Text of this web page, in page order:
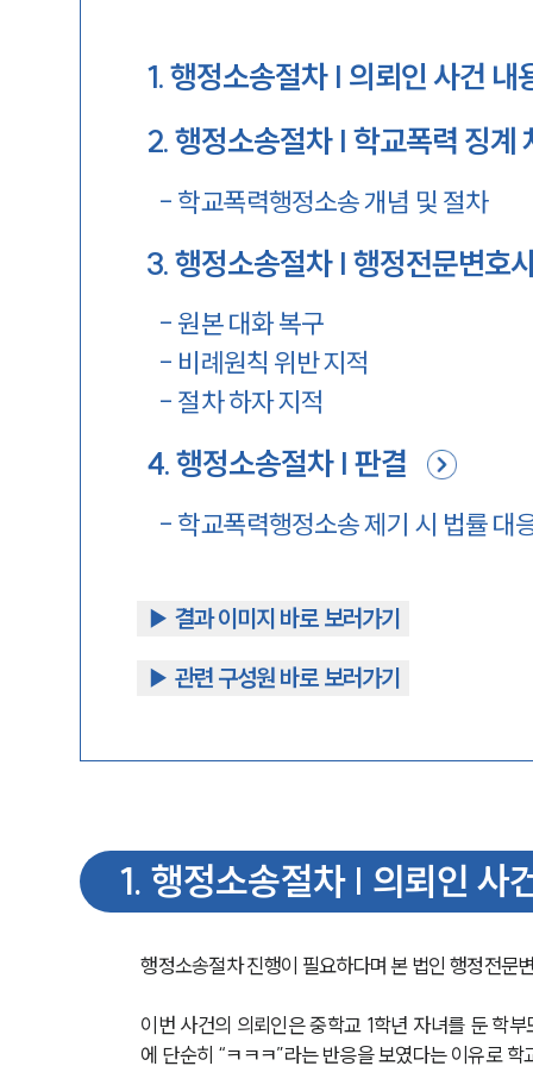
1.행정소송절차 | 의뢰인 사건 내
2.행정소송절차 | 학교폭력 징계
- 학교폭력행정소송 개념 및 절차
3.행정소송절차 | 행정전문변호
- 원본 대화 복구
- 비례원칙 위반 지적
- 절차 하자 지적
4.행정소송절차 | 판결
- 학교폭력행정소송 제기 시 법률 대
▶︎ 결과 이미지 바로 보러가기
▶︎ 관련 구성원 바로 보러가기
1. 행정소송절차 | 의뢰인 사
행정소송절차 진행이 필요하다며 본 법인 행정전문
이번 사건의 의뢰인은 중학교 1학년 자녀를 둔 학
에 단순히 “ㅋㅋㅋ”라는 반응을 보였다는 이유로